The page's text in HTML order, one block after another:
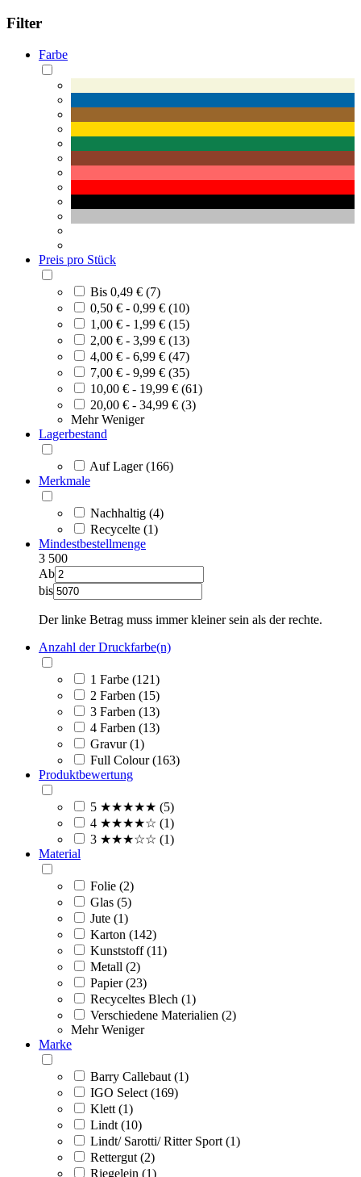
Filter
Farbe
Preis pro Stück
Bis 0,49 € (7)
0,50 € - 0,99 € (10)
1,00 € - 1,99 € (15)
2,00 € - 3,99 € (13)
4,00 € - 6,99 € (47)
7,00 € - 9,99 € (35)
10,00 € - 19,99 € (61)
20,00 € - 34,99 € (3)
Mehr Weniger
Lagerbestand
Auf Lager (166)
Merkmale
Nachhaltig (4)
Recycelte (1)
Mindestbestellmenge
3 500
Ab
bis
Der linke Betrag muss immer kleiner sein als der rechte.
Anzahl der Druckfarbe(n)
1 Farbe (121)
2 Farben (15)
3 Farben (13)
4 Farben (13)
Gravur (1)
Full Colour (163)
Produktbewertung
5 ★★★★★ (5)
4 ★★★★☆ (1)
3 ★★★☆☆ (1)
Material
Folie (2)
Glas (5)
Jute (1)
Karton (142)
Kunststoff (11)
Metall (2)
Papier (23)
Recyceltes Blech (1)
Verschiedene Materialien (2)
Mehr Weniger
Marke
Barry Callebaut (1)
IGO Select (169)
Klett (1)
Lindt (10)
Lindt/ Sarotti/ Ritter Sport (1)
Rettergut (2)
Riegelein (1)